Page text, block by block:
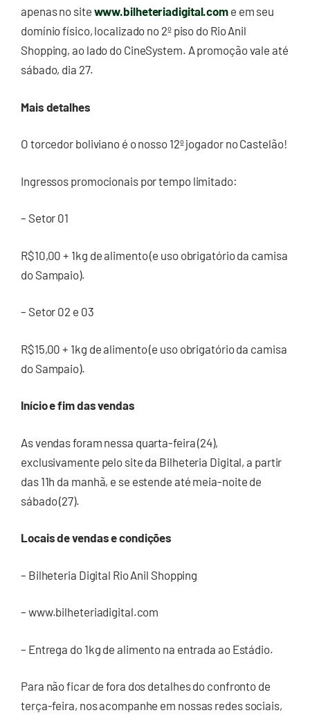
apenas no site www.bilheteriadigital.com e em seu
domínio físico, localizado no 2º piso do Rio Anil
Shopping, ao lado do CineSystem. A promoção vale até
sábado, dia 27.
Mais detalhes
O torcedor boliviano é o nosso 12º jogador no Castelão!
Ingressos promocionais por tempo limitado:
– Setor 01
R$10,00 + 1kg de alimento (e uso obrigatório da camisa
do Sampaio).
– Setor 02 e 03
R$15,00 + 1kg de alimento (e uso obrigatório da camisa
do Sampaio).
Início e fim das vendas
As vendas foram nessa quarta-feira (24),
exclusivamente pelo site da Bilheteria Digital, a partir
das 11h da manhã, e se estende até meia-noite de
sábado (27).
Locais de vendas e condições
– Bilheteria Digital Rio Anil Shopping
– www.bilheteriadigital.com
– Entrega do 1kg de alimento na entrada ao Estádio.
Para não ficar de fora dos detalhes do confronto de
terça-feira, nos acompanhe em nossas redes sociais,